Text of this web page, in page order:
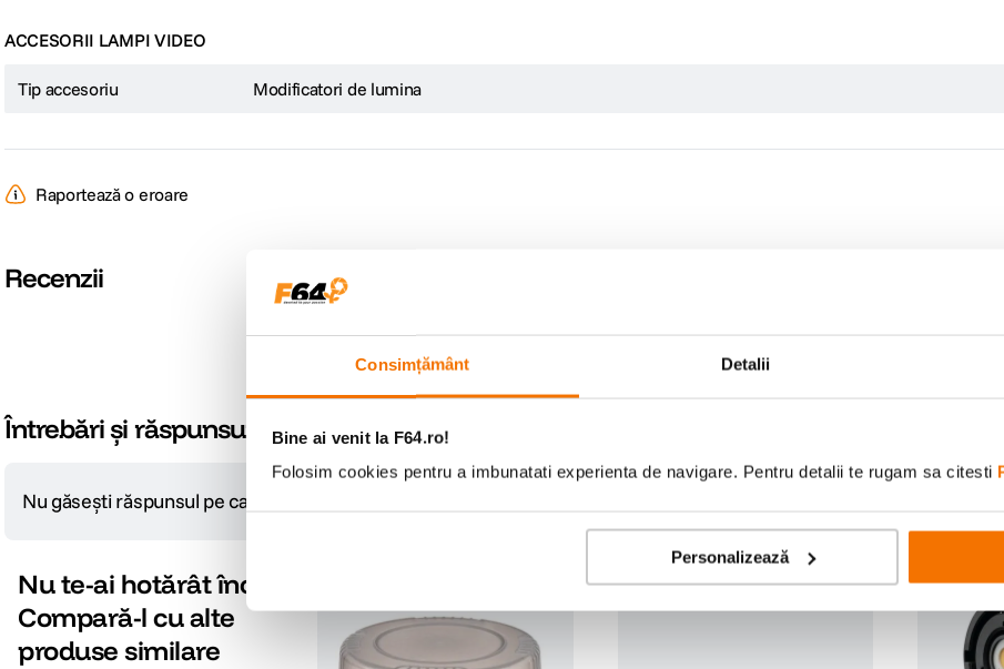
Consimțământ Detalii
Bine ai venit la F64.ro!
Folosim cookies pentru a imbunatati experienta de navigare. Pentru detalii te rugam sa citesti
Personalizează
ACCESORII LAMPI VIDEO
Tip accesoriu Modificatori de lumina
Raportează o eroare
Recenzii
Întrebări și răspunsuri
Nu găsești răspunsul pe care îl cauți?
Nu te-ai hotărât încă?
Compară-l cu alte
produse similare